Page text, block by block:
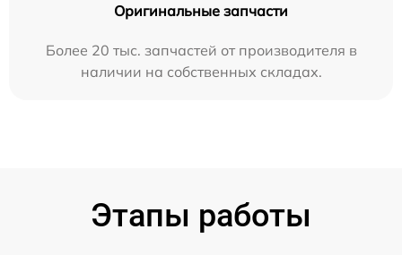
Оригинальные запчасти
Более 20 тыс. запчастей от производителя в
наличии на собственных складах.
Этапы работы